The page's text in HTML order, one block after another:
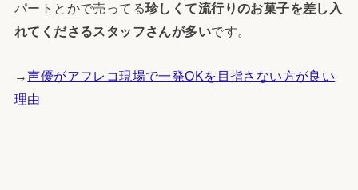
パートとかで売ってる珍しくて流行りのお菓子を差し入
れてくださるスタッフさんが多いです。
→声優がアフレコ現場で一発OKを目指さない方が良い
理由